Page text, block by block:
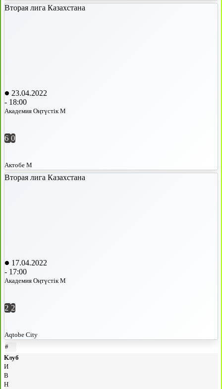
Вторая лига Казахстана
23.04.2022
- 18:00
Академия Оңтүстік М
6 0
Актобе М
Вторая лига Казахстана
17.04.2022
- 17:00
Академия Оңтүстік М
2 2
Aqtobe City
#
Клуб
И
В
Н